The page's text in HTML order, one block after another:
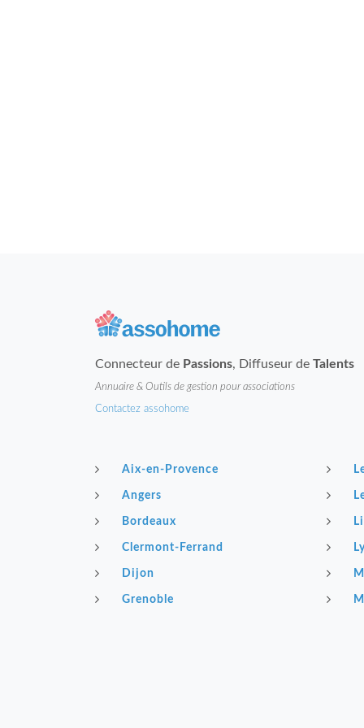
Connecteur de Passions, Diffuseur de Talents
Annuaire & Outils de gestion pour associations
Contactez assohome
Aix-en-Provence
Angers
Bordeaux
Clermont-Ferrand
Dijon
Grenoble